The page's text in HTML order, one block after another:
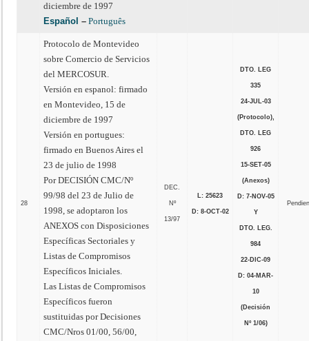
diciembre de 1997
Español – Português
28
Protocolo de Montevideo
sobre Comercio de Servicios
del MERCOSUR.
Versión en espanol: firmado
en Montevideo, 15 de
diciembre de 1997
Versión en portugues:
firmado en Buenos Aires el
23 de julio de 1998
Por DECISIÓN CMC/Nº
99/98 del 23 de Julio de
1998, se adoptaron los
ANEXOS con Disposiciones
Específicas Sectoriales y
Listas de Compromisos
Específicos Iniciales.
Las Listas de Compromisos
Específicos fueron
sustituidas por Decisiones
CMC/Nros 01/00, 56/00,
DEC.
Nº
13/97
L: 25623
D: 8-OCT-02
DTO. LEG
335
24-JUL-03
(Protocolo),
DTO. LEG
926
15-SET-05
(Anexos)
D: 7-NOV-05
Y
DTO. LEG.
984
22-DIC-09
D: 04-MAR-
10
(Decisión
Nº 1/06)